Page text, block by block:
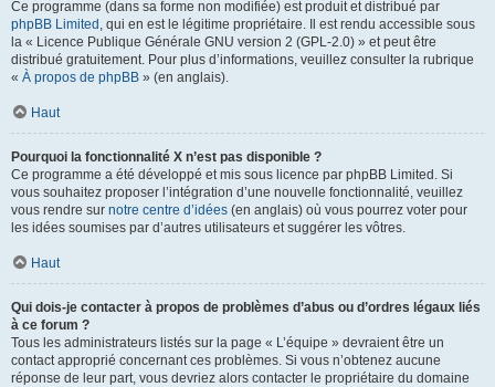
Ce programme (dans sa forme non modifiée) est produit et distribué par
phpBB Limited , qui en est le légitime propriétaire. Il est rendu accessible sous
la « Licence Publique Générale GNU version 2 (GPL-2.0) » et peut être
distribué gratuitement. Pour plus d’informations, veuillez consulter la rubrique
« À propos de phpBB » (en anglais).
Haut
Pourquoi la fonctionnalité X n’est pas disponible ?
Ce programme a été développé et mis sous licence par phpBB Limited. Si
vous souhaitez proposer l’intégration d’une nouvelle fonctionnalité, veuillez
vous rendre sur notre centre d’idées (en anglais) où vous pourrez voter pour
les idées soumises par d’autres utilisateurs et suggérer les vôtres.
Haut
Qui dois-je contacter à propos de problèmes d’abus ou d’ordres légaux liés
à ce forum ?
Tous les administrateurs listés sur la page « L’équipe » devraient être un
contact approprié concernant ces problèmes. Si vous n’obtenez aucune
réponse de leur part, vous devriez alors contacter le propriétaire du domaine